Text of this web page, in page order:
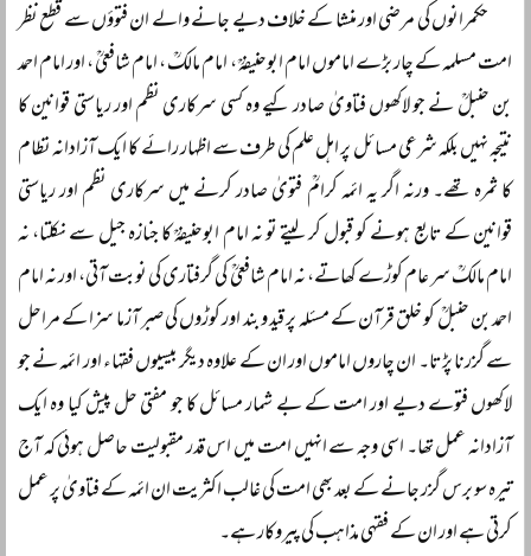
حکمرانوں کی مرضی اور منشا کے خلاف دیے جانے والے ان فتوؤں سے قطع نظر
امت مسلمہ کے چار بڑے اماموں امام ابوحنیفہؒ ، امام مالکؒ ، امام شافعیؒ ، اور امام احمد
بن حنبلؒ نے جو لاکھوں فتاویٰ صادر کیے وہ کسی سرکاری نظم اور ریاستی قوانین کا
نتیجہ نہیں بلکہ شرعی مسائل پر اہل علم کی طرف سے اظہار رائے کا ایک آزادانہ نظام
کا ثمرہ تھے۔ ورنہ اگر یہ ائمہ کرامؒ فتویٰ صادر کرنے میں سرکاری نظم اور ریاستی
قوانین کے تابع ہونے کو قبول کر لیتے تو نہ امام ابوحنیفہؒ کا جنازہ جیل سے نکلتا، نہ
امام مالکؒ سر عام کوڑے کھاتے، نہ امام شافعیؒ کی گرفتاری کی نوبت آتی، اور نہ امام
احمد بن حنبلؒ کو خلق قرآن کے مسئلہ پر قید و بند اور کوڑوں کی صبر آزما سزا کے مراحل
سے گزرنا پڑتا۔ ان چاروں اماموں اور ان کے علاوہ دیگر بیسیوں فقہاء اور ائمہ نے جو
لاکھوں فتوے دیے اور امت کے بے شمار مسائل کا جو مفتی حل پیش کیا وہ ایک
آزادانہ عمل تھا۔ اسی وجہ سے انہیں امت میں اس قدر مقبولیت حاصل ہوئی کہ آج
تیرہ سو برس گزر جانے کے بعد بھی امت کی غالب اکثریت ان ائمہ کے فتاویٰ پر عمل
کرتی ہے اور ان کے فقہی مذاہب کی پیروکار ہے۔